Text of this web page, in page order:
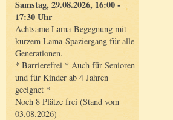
Samstag, 29.08.2026, 16:00 -
17:30 Uhr
Achtsame Lama-Begegnung mit
kurzem Lama-Spaziergang für alle
Generationen.
* Barrierefrei * Auch für Senioren
und für Kinder ab 4 Jahren
geeignet *
Noch 8 Plätze frei (Stand vom
03.08.2026)